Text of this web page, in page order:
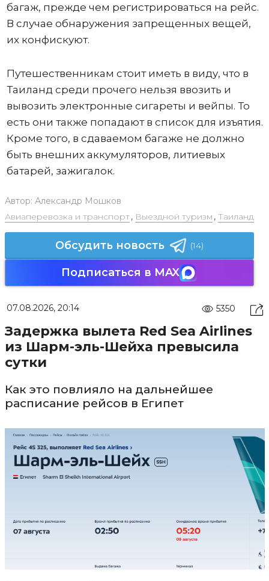
багаж, прежде чем регистрироваться на рейс.
В случае обнаружения запрещенных вещей,
их конфискуют.
Путешественникам стоит иметь в виду, что в
Таиланд среди прочего нельзя ввозить и
вывозить электронные сигареты и вейпы. То
есть они также попадают в список для изъятия.
Кроме того, в сдаваемом багаже не должно
быть внешних аккумуляторов, литиевых
батарей, зажигалок.
Автор: Александр Мошков
Авиаперевозка и транспорт, Выездной туризм , Таиланд
Обсудить новость (14)
Подписаться в MAX
07.08.2026, 20:14 5350
Задержка вылета Red Sea Airlines
из Шарм-эль-Шейха превысила
сутки
Как это повлияло на дальнейшее
расписание рейсов в Египет